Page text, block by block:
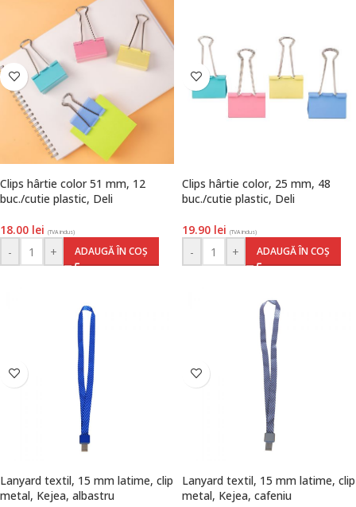
Clips hârtie color 51 mm, 12
buc./cutie plastic, Deli
18.00 lei (TVA inclus)
- + ADAUGĂ ÎN COȘ
Clips hârtie color, 25 mm, 48
buc./cutie plastic, Deli
19.90 lei (TVA inclus)
- + ADAUGĂ ÎN COȘ
Lanyard textil, 15 mm latime, clip
metal, Kejea, albastru
Lanyard textil, 15 mm latime, clip
metal, Kejea, cafeniu